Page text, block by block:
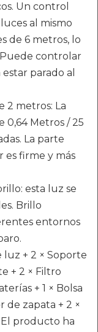
Un control
al mismo
de 6 metros, lo
controlar
parado al
2 metros: La
0,64 Metros / 25
La parte
firme y más
esta luz se
Brillo
entornos
luz + 2 × Soporte
+ 2 × Filtro
+ 1 × Bolsa
de zapata + 2 ×
producto ha